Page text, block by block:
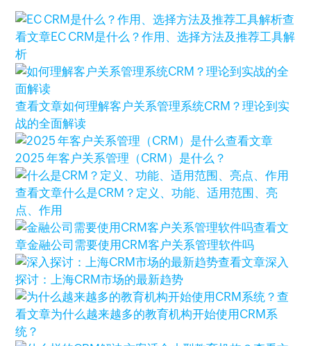
查
看文章EC CRM是什么？作用、选择方法及推荐工具解
析
查看文章如何理解客户关系管理系统CRM？理论到实
战的全面解读
查看文章
2025 年客户关系管理（CRM）是什么？
查看文章什么是CRM？定义、功能、适用范围、亮
点、作用
查看文
章金融公司需要使用CRM客户关系管理软件吗
查看文章深入
探讨：上海CRM市场的最新趋势
查
看文章为什么越来越多的教育机构开始使用CRM系
统？